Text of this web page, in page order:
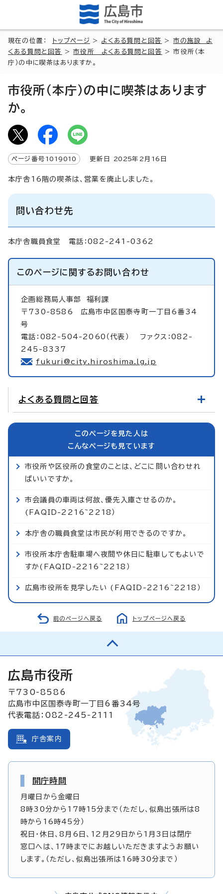
現在の位置： トップページ > よくある質問と回答 > 市の施設 よ
くある質問と回答
>市役所 よくある質問と回答
> 市役所（本
庁）の中に喫茶はありますか。
市役所（本庁）の中に喫茶はあります
か。
ページ番号 1019010 更新日 2025年2月 16 日
本庁舎16階の喫茶は、営業を廃止しました。
問い合わせ先
本庁舎職員食堂 電話：082-241-0362
このページに関するお問い合わせ
企画総務局人事部 福利課
〒730-8586 広島市中区国泰寺町一丁目6番34
号
電話：082-504-2060（代表） ファクス：082-
245-8337
fukuri@city.hiroshima.lg.jp
よくある質問と回答
このページを見た人は
こんなページも見ています
市役所や区役所の食堂のことは、どこに問い合わせれ
ばいいですか。
市会議員の車両は何故、優先入庫させるのか。
(FAQID-2216~2218）
本庁舎の職員食堂は市民が利用できるのですか。
市役所本庁舎駐車場へ夜間や休日に駐車してもよいで
すか(FAQID-2216~2218）
広島市役所を見学したい (FAQID-2216~2218）
前のページへ戻る トップページへ戻る
広島市役所
〒730-8586
広島市中区国泰寺町一丁目6番34号
代表電話：082-245-2111
庁舎案内
開庁時間
月曜日から金曜日
8時30分から17時15分まで（ただし、似島出張所は8
時から16時45分）
祝日・休日、8月6日、12月29日から1月3日は閉庁
窓口へは、17時までにお越しいただきますようお願い
します。（ただし、似島出張所は16時30分まで）